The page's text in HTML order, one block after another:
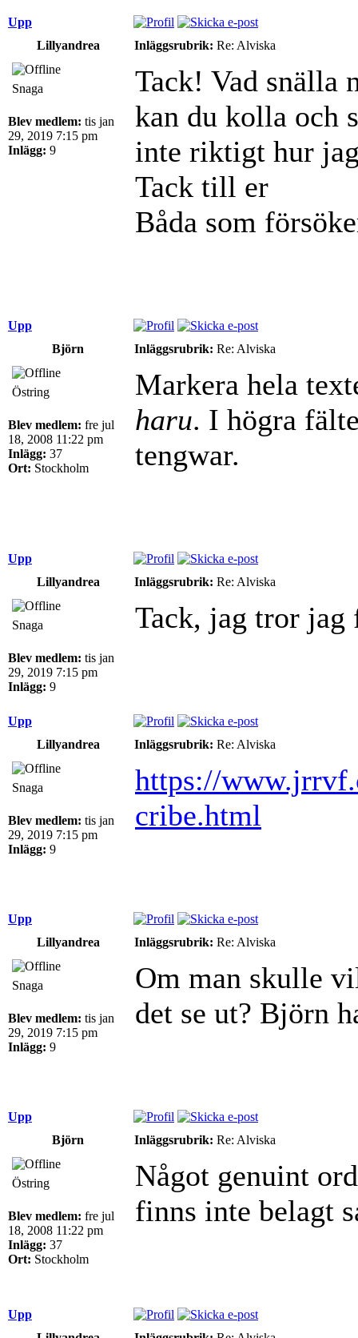
Upp
Lillyandrea
Inläggsrubrik: Re: Alviska
Snaga
Blev medlem: tis jan
29, 2019 7:15 pm
Inlägg: 9
Tack! Vad snälla
kan du kolla och
inte riktigt hur
Tack till er
Båda som
Upp
Björn
Inläggsrubrik: Re: Alviska
Östring
Blev medlem: fre jul
18, 2008 11:22 pm
Inlägg: 37
Ort: Stockholm
Markera hela
haru. I högra
tengwar.
Upp
Lillyandrea
Inläggsrubrik: Re: Alviska
Snaga
Blev medlem: tis jan
29, 2019 7:15 pm
Inlägg: 9
Tack, jag tror
Upp
Lillyandrea
Inläggsrubrik: Re: Alviska
Snaga
Blev medlem: tis jan
29, 2019 7:15 pm
Inlägg: 9
https://
cribe.html
Upp
Lillyandrea
Inläggsrubrik: Re: Alviska
Snaga
Blev medlem: tis jan
29, 2019 7:15 pm
Inlägg: 9
Om man skulle
det se ut? Björn
Upp
Björn
Inläggsrubrik: Re: Alviska
Östring
Blev medlem: fre jul
18, 2008 11:22 pm
Inlägg: 37
Ort: Stockholm
Något genuint
finns inte belagt
Upp